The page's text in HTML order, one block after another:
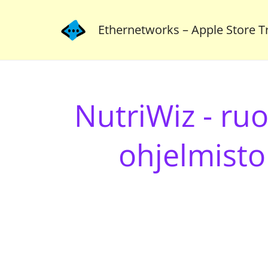
Ethernetworks – Apple Store
NutriWiz -